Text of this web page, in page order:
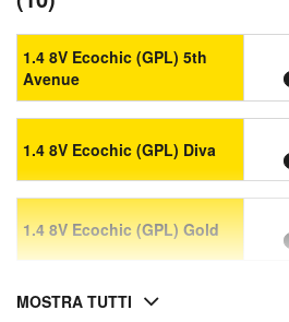
1.4 8V Ecochic (GPL) 5th
Avenue
1.4 8V Ecochic (GPL) Diva
1.4 8V Ecochic (GPL) Gold
MOSTRA TUTTI